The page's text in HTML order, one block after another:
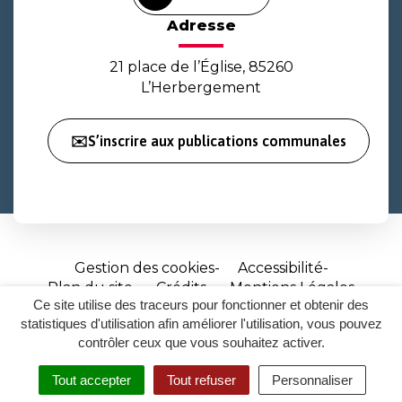
Ce site utilise des traceurs pour fonctionner et obtenir des
statistiques d'utilisation afin améliorer l'utilisation, vous pouvez
contrôler ceux que vous souhaitez activer.
Tout accepter Tout refuser Personnaliser
RECHERCHER
ACCESSIBILITÉ
Adresse
21 place de l’Église, 85260
L’Herbergement
✉️S’inscrire aux publications communales
Gestion des cookies
Accessibilité
Plan du site
Crédits
Mentions Légales
Site
réalisé
par
Inovagora